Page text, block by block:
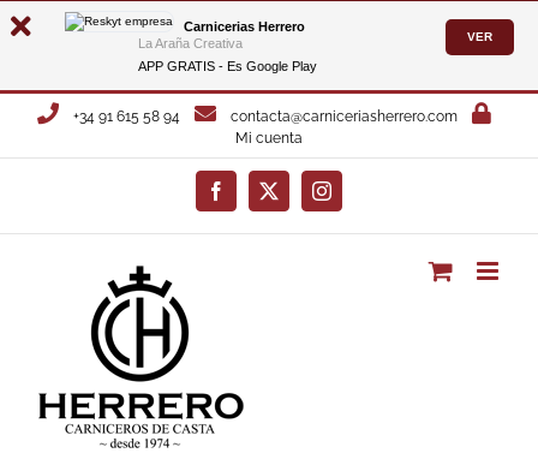
Carnicerias Herrero
La Araña Creativa
APP GRATIS - Es Google Play
VER
Saltar
+34 91 615 58 94
contacta@carniceriasherrero.com
Mi cuenta
Facebook
X Instagram